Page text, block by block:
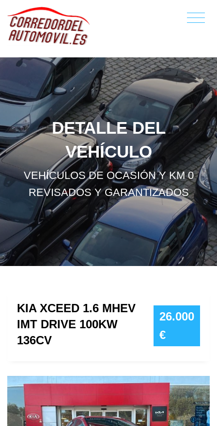
DETALLE DEL
VEHÍCULO
VEHÍCULOS DE OCASIÓN Y KM 0
REVISADOS Y GARANTIZADOS
KIA XCEED 1.6 MHEV
IMT DRIVE 100KW
136CV
26.000
€